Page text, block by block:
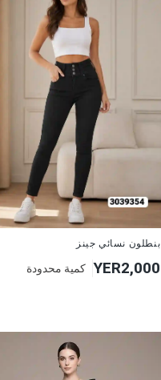
بنطلون نسائي جينز
YER2,000 كمية محدودة